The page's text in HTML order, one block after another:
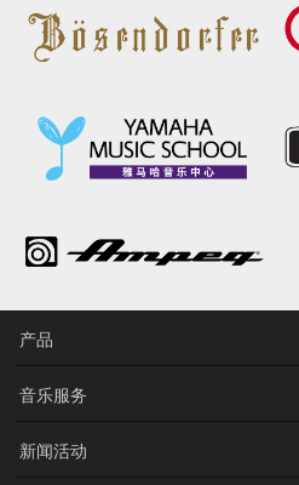
产品
音乐服务
新闻活动